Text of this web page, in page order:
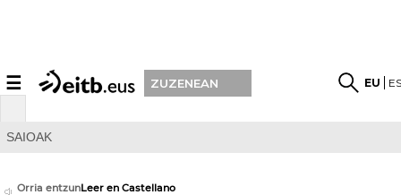
☰ ZUZENEAN EU
SAIOAK
Orria entzunLeer en Castellano